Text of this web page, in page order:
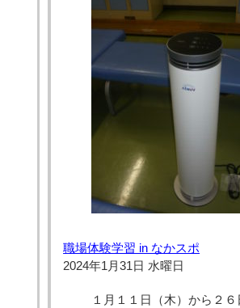
職場体験学習 in なかスポ
2024年1月31日 水曜日
１月１１日（木）から２